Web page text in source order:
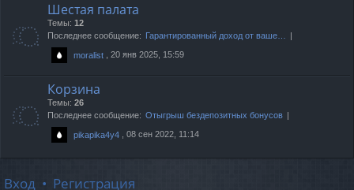
Шестая палата
Темы: 12
Последнее сообщение: Гарантированный доход от ваше…
moralist , 20 янв 2025, 15:59
Корзина
Темы: 26
Последнее сообщение: Отыгрыш бездепозитных бонусов
pikapika4y4 , 08 сен 2022, 11:14
Вход • Регистрация